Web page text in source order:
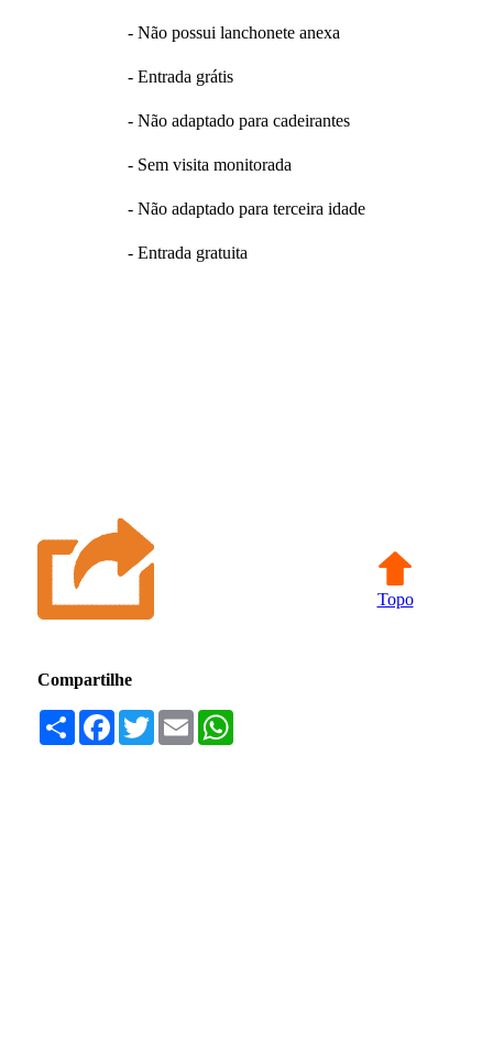
- Não possui lanchonete anexa
- Entrada grátis
- Não adaptado para cadeirantes
- Sem visita monitorada
- Não adaptado para terceira idade
- Entrada gratuita
Topo
Compartilhe
Compartilhar
Facebook
TwitterEmail